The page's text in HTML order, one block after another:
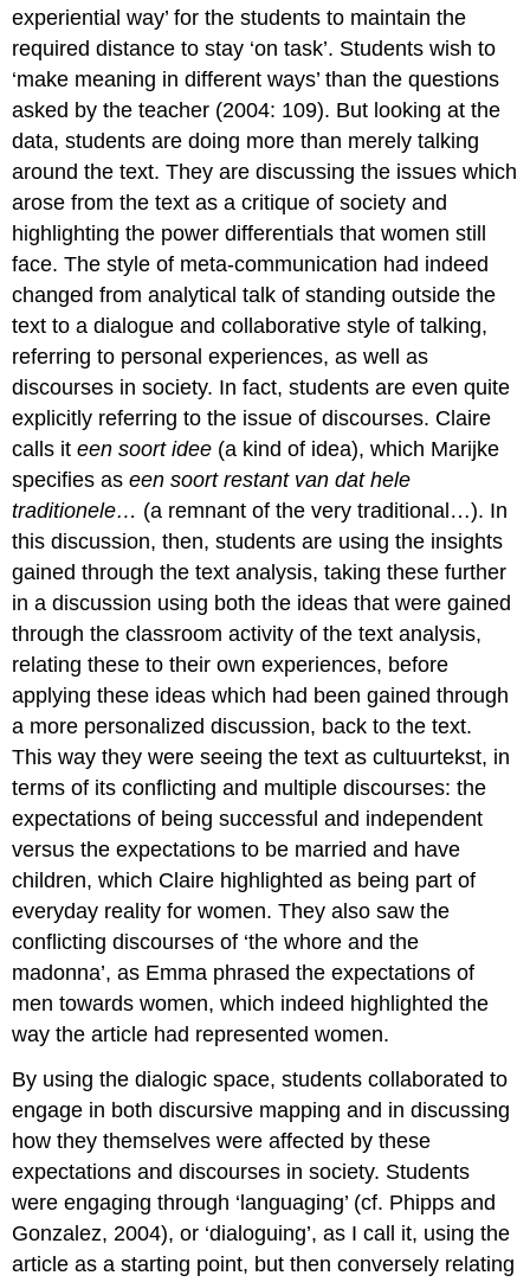
experiential way’ for the students to maintain the
required distance to stay ‘on task’. Students wish to
‘make meaning in different ways’ than the questions
asked by the teacher (2004: 109). But looking at the
data, students are doing more than merely talking
around the text. They are discussing the issues which
arose from the text as a critique of society and
highlighting the power differentials that women still
face. The style of meta-communication had indeed
changed from analytical talk of standing outside the
text to a dialogue and collaborative style of talking,
referring to personal experiences, as well as
discourses in society. In fact, students are even quite
explicitly referring to the issue of discourses. Claire
calls iteen soort idee (a kind of idea), which Marijke
specifies aseen soort restant van dat hele
traditionele… (a remnant of the very traditional…). In
this discussion, then, students are using the insights
gained through the text analysis, taking these further
in a discussion using both the ideas that were gained
through the classroom activity of the text analysis,
relating these to their own experiences, before
applying these ideas which had been gained through
a more personalized discussion, back to the text.
This way they were seeing the text as cultuurtekst, in
terms of its conflicting and multiple discourses: the
expectations of being successful and independent
versus the expectations to be married and have
children, which Claire highlighted as being part of
everyday reality for women. They also saw the
conflicting discourses of ‘the whore and the
madonna’, as Emma phrased the expectations of
men towards women, which indeed highlighted the
way the article had represented women.
By using the dialogic space, students collaborated to
engage in both discursive mapping and in discussing
how they themselves were affected by these
expectations and discourses in society. Students
were engaging through ‘languaging’ (cf. Phipps and
Gonzalez, 2004), or ‘dialoguing’, as I call it, using the
article as a starting point, but then conversely relating